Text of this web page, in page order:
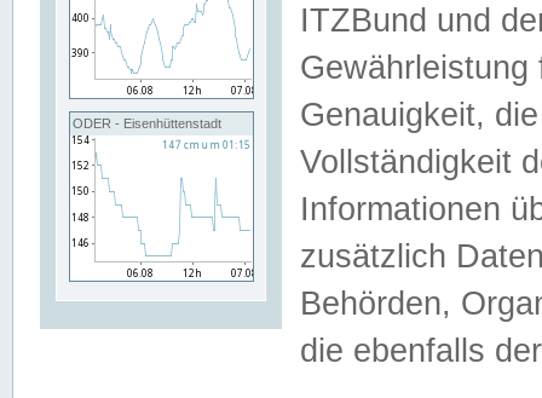
ODER - Eisenhüttenstadt
ITZBund und
Genauigkeit,
Vollständigkeit
Informationen
zusätzlich
Behörden,
die ebenfalls